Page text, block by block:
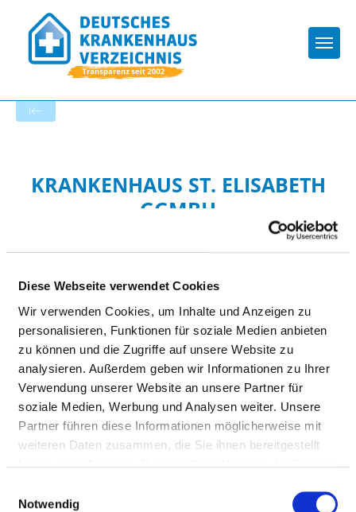
Diese Webseite verwendet Cookies
Wir verwenden Cookies, um Inhalte und Anzeigen zu
personalisieren, Funktionen für soziale Medien anbieten
zu können und die Zugriffe auf unsere Website zu
analysieren. Außerdem geben wir Informationen zu Ihrer
Verwendung unserer Website an unsere Partner für
soziale Medien, Werbung und Analysen weiter. Unsere
Partner führen diese Informationen möglicherweise mit
weiteren Daten zusammen, die Sie ihnen bereitgestellt
Notwendig
KRANKENHAUS ST. ELISABETH
GGMBH
HYGIENE
HYGIENEBEAUFTRAGTE/R
Ein/e Hygienebeauftragte/r wurde nicht